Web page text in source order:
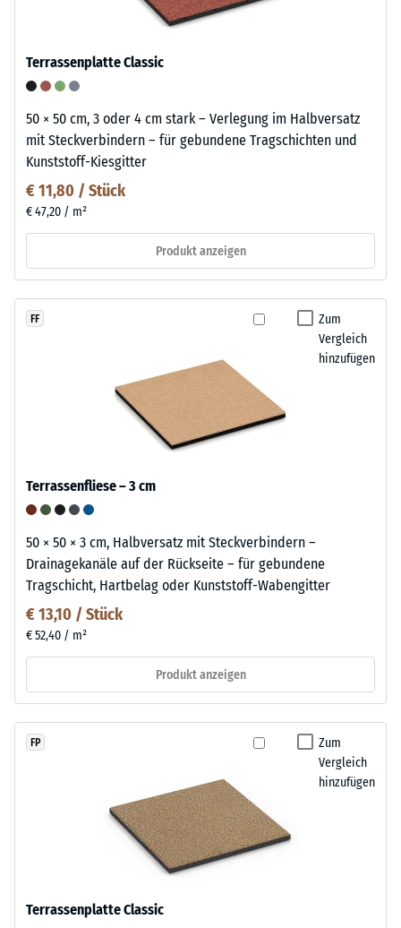
Terrassenplatte Classic
50 × 50 cm, 3 oder 4 cm stark – Verlegung im Halbversatz
mit Steckverbindern – für gebundene Tragschichten und
Kunststoff-Kiesgitter
€ 11,80 / Stück
€ 47,20 / m²
Produkt anzeigen
Zum
Vergleich
hinzufügen
FF
Terrassenfliese – 3 cm
50 × 50 × 3 cm, Halbversatz mit Steckverbindern –
Drainagekanäle auf der Rückseite – für gebundene
Tragschicht, Hartbelag oder Kunststoff-Wabengitter
€ 13,10 / Stück
€ 52,40 / m²
Produkt anzeigen
Zum
Vergleich
hinzufügen
FP
Terrassenplatte Classic